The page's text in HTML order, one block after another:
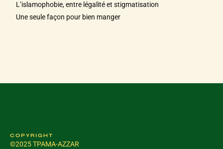
L’islamophobie, entre légalité et stigmatisation
Une seule façon pour bien manger
COPYRIGHT
©2025 TPAMA-AZZAR